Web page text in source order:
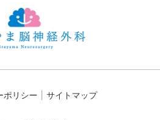
ポリシー サイトマップ